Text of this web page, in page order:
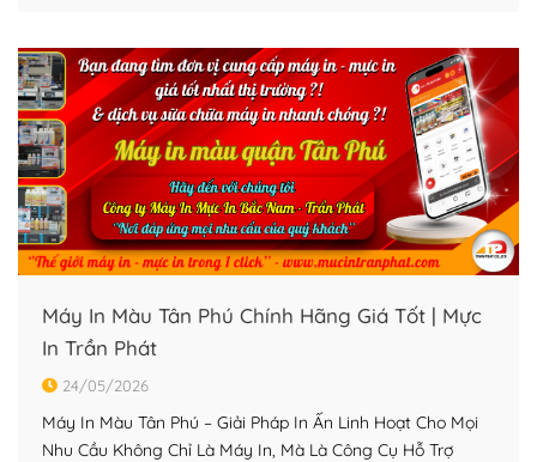
tại TP.HCM. Vì vậy nhu […]
Máy In Màu Tân Phú Chính Hãng Giá Tốt | Mực
In Trần Phát
24/05/2026
Máy In Màu Tân Phú – Giải Pháp In Ấn Linh Hoạt Cho Mọi
Nhu Cầu Không Chỉ Là Máy In, Mà Là Công Cụ Hỗ Trợ